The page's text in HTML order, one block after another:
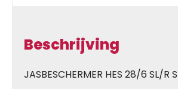
Beschrijving
JASBESCHERMER HES 28/6 SL/R